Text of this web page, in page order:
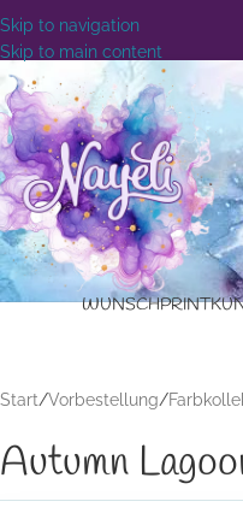
Skip to navigation
Skip to main content
WUNSCHPRINT
Start/Vorbestellung/
Autumn